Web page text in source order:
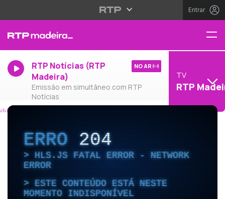
Entrar
RTP Notícias (RTP
Madeira)
Emissão em simultâneo com RTP
Notícias
NO AR
TV
RTP
ERRO204
HLS.JS FATAL ERROR - NETWORK
ERROR
ESTE CONTEÚDO ESTÁ NESTE
MOMENTO INDISPONÍVEL